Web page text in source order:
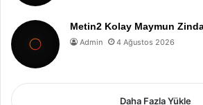
Metin2 Kolay Maymun
Admin 4 Ağustos 2026
Daha Fazla Yükle